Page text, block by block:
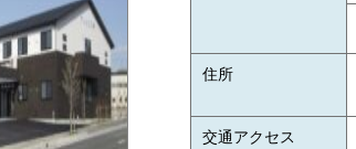
住所
交通アクセス